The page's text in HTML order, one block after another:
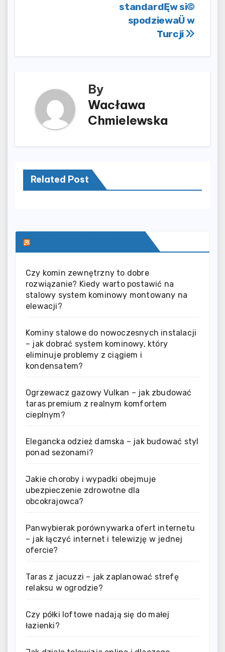
standardĘw si©
spodziewaÜ w
Turcji
By
Wacława
Chmielewska
Related Post
Czy komin zewnętrzny to dobre
rozwiązanie? Kiedy warto postawić na
stalowy system kominowy montowany na
elewacji?
Kominy stalowe do nowoczesnych instalacji
– jak dobrać system kominowy, który
eliminuje problemy z ciągiem i
kondensatem?
Ogrzewacz gazowy Vulkan – jak zbudować
taras premium z realnym komfortem
cieplnym?
Elegancka odzież damska – jak budować styl
ponad sezonami?
Jakie choroby i wypadki obejmuje
ubezpieczenie zdrowotne dla
obcokrajowca?
Panwybierak porównywarka ofert internetu
– jak łączyć internet i telewizję w jednej
ofercie?
Taras z jacuzzi – jak zaplanować strefę
relaksu w ogrodzie?
Czy półki loftowe nadają się do małej
łazienki?